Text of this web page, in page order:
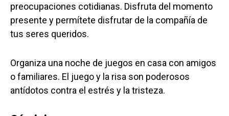
preocupaciones cotidianas. Disfruta del momento
presente y permítete disfrutar de la compañía de
tus seres queridos.
Organiza una noche de juegos en casa con amigos
o familiares. El juego y la risa son poderosos
antídotos contra el estrés y la tristeza.